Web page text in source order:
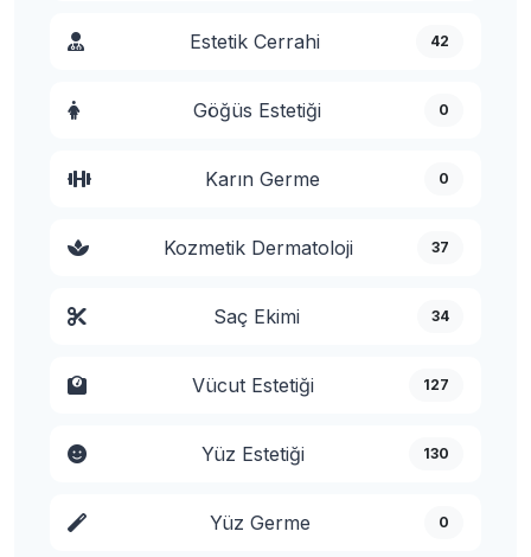
Estetik Cerrahi 42
Göğüs Estetiği 0
Karın Germe 0
Kozmetik Dermatoloji 37
Saç Ekimi 34
Vücut Estetiği 127
Yüz Estetiği 130
Yüz Germe 0